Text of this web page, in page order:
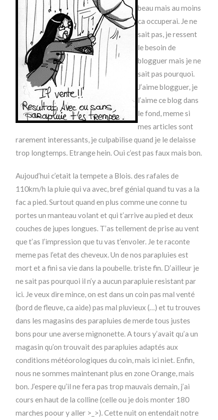
beau mais au moins
ca occuperai. Je ne
sait pas, je ressent
le besoin de
blogguer mais je ne
sait pas pourquoi.
J’aime blogguer, je
l’aime ce blog dans
le fond, meme si
mes articles sont
rarement interessants, je culpabilise quand je le delaisse
trop longtemps. Etrange hein. Oui c’est pas faux mais bon.
Aujoud’hui c’etait la tempete a Blois. des rafales de
110km/h la pluie qui va avec, bref génial quand tu vas a la
fac a pied. Surtout quand en plus comme une conne tu
portes un manteau volant et qui t’arrive au pied et deux
couches de jupes longues. T’as tellement de prise au vent
que t’as l’impression que tu vas t’envoler. Je te raconte
meme pas l’etat des cheveux. Un de nos parapluies est
mort et a fini sa vie dans la poubelle. triste fin. D’ailleur je
ne sait pas pourquoi il n’y a aucun parapluie resistant par
ici. Je veux dire mince, on est dans un coin pas mal venté
(bord de fleuve, ca aide) pas mal pluvieux (…) et tu trouves
dans les magasins des parapluies de merde tous justes
bons pour une averse mignonette. A tours y’avait qu’a un
magasin qu’on trouvait des parapluies adaptés aux
conditions météorologiques du coin, mais ici niet. Enfin,
nous ne sommes maintenant plus en zone Orange, mais
bon. J’espere qu’il ne fera pas trop mauvais demain, j’ai
cours en haut de la colline (celle ou je dois monter 180
marches poour y aller >_>). Cette nuit on entendait notre